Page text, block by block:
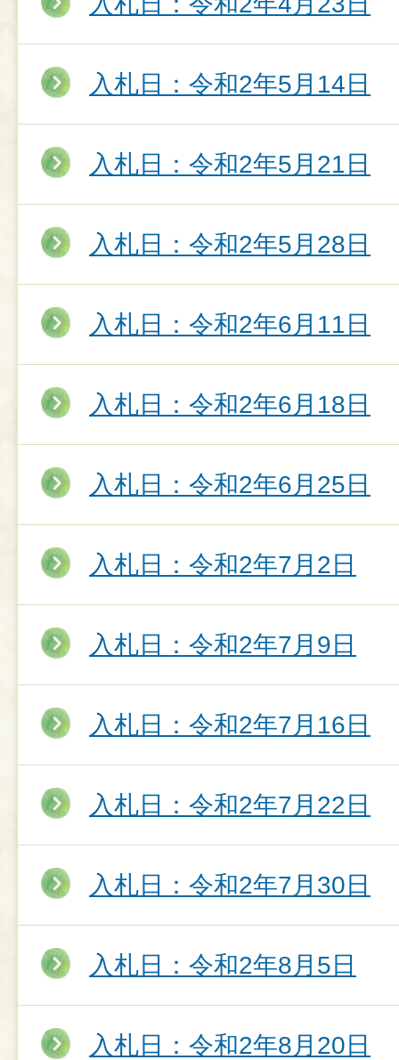
入札日：令和2年5月14日
入札日：令和2年5月21日
入札日：令和2年5月28日
入札日：令和2年6月11日
入札日：令和2年6月18日
入札日：令和2年6月25日
入札日：令和2年7月2日
入札日：令和2年7月9日
入札日：令和2年7月16日
入札日：令和2年7月22日
入札日：令和2年7月30日
入札日：令和2年8月5日
入札日：令和2年8月20日